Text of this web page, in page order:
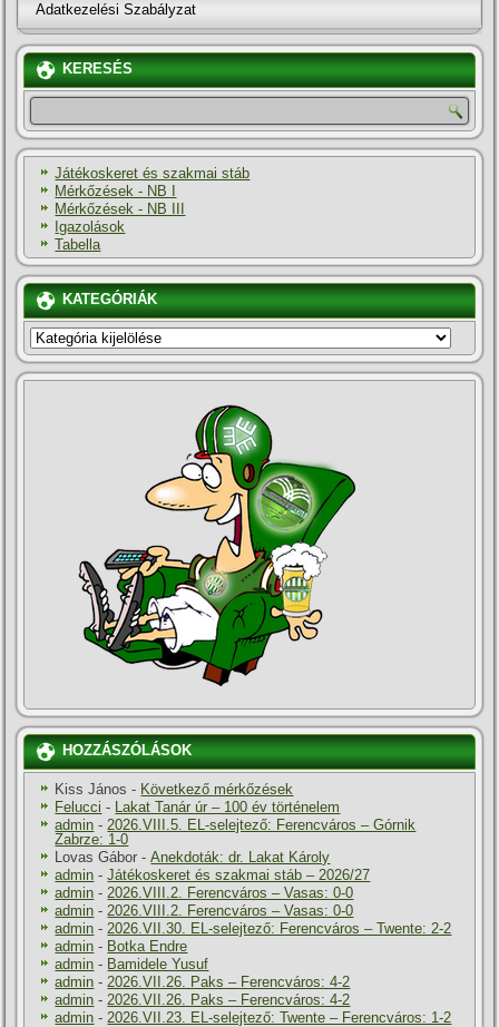
Adatkezelési Szabályzat
KERESÉS
Játékoskeret és szakmai stáb
Mérkőzések - NB I
Mérkőzések - NB III
Igazolások
Tabella
KATEGÓRIÁK
KATEGÓRIÁK
HOZZÁSZÓLÁSOK
Kiss János - Következő mérkőzések
Felucci - Lakat Tanár úr – 100 év történelem
admin -2026.VIII.5. EL-selejtező: Ferencváros – Górnik
Zabrze: 1-0
Lovas Gábor -Anekdoták: dr. Lakat Károly
admin -Játékoskeret és szakmai stáb – 2026/27
admin -2026.VIII.2. Ferencváros – Vasas: 0-0
admin -2026.VIII.2. Ferencváros – Vasas: 0-0
admin -2026.VII.30. EL-selejtező: Ferencváros – Twente: 2-2
admin - Botka Endre
admin - Bamidele Yusuf
admin -2026.VII.26. Paks – Ferencváros: 4-2
admin -2026.VII.26. Paks – Ferencváros: 4-2
admin -2026.VII.23. EL-selejtező: Twente – Ferencváros: 1-2